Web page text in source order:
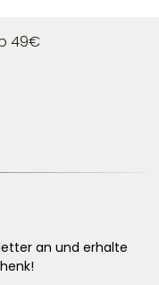
49€
an und erhalte